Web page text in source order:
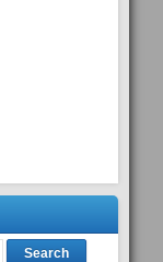
Search